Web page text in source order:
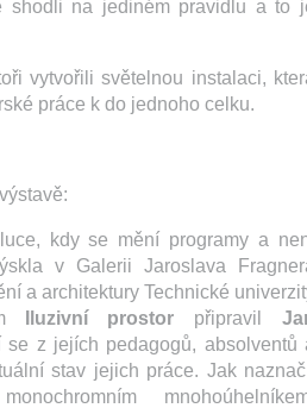
shodli na jediném pravidlu a to
vytvořili světelnou instalaci,
práce k do jednoho celku.
kdy se mění programy a
v Galerii Jaroslava
a architektury Technické
Iluzivní prostor připravil
se z jejích pedagogů, absolventů
stav jejich práce. Jak